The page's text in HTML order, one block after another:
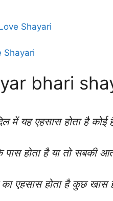
Shayari
Shayari
bhari
में यह एहसास होता है कोई
होता है या तो सबकी
का एहसास होता है कुछ खास